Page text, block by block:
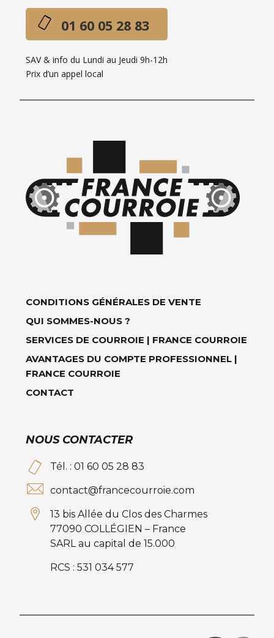
01 60 05 28 83
SAV & info du Lundi au Jeudi 9h-12h
Prix d’un appel local
CONDITIONS GÉNÉRALES DE VENTE
QUI SOMMES-NOUS ?
SERVICES DE COURROIE | FRANCE COURROIE
AVANTAGES DU COMPTE PROFESSIONNEL |
FRANCE COURROIE
CONTACT
NOUS CONTACTER
Tél. : 01 60 05 28 83
contact@francecourroie.com
13 bis Allée du Clos des Charmes
77090 COLLÉGIEN – France
SARL au capital de 15.000
RCS : 531 034 577